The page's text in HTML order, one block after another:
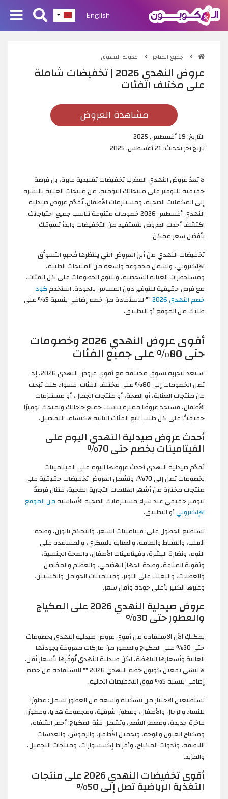
English
جميع المتاجر مدونة التسوق
عروض النهدي 2026 | تخفيضات شاملة
على مختلف الفئات
مشاهدة العروض
التاريخ:19 أغسطس, 2025
تاريخ آخر تحديث:21 أغسطس, 2025
لا تعدّ عروض النهدي المغرب تخفيضات تقليدية عابرة، بل فرصة
حقيقية للتوفير على منتجاتك اليومية، من منتجات العناية بالبشرة
إلى المكملات الصحية، ومستلزمات الأطفال. تُقدّم عروض صيدلية
النهدي أغسطس 2026 خصومات متنوعة تناسب جميع احتياجاتك.
اكتشف أحدث العروض لتستفيد من التخفيضات وابدأ تسوقك
بأفضل سعر ممكن.
تخفيضات النهدي من أبرز العروض التي ينتظرها مُحبو التسوُّق
الإلكتروني، وتشمل مجموعة واسعة من المنتجات الطبية،
ومستحضرات العناية الشخصية، وتتنوع الخصومات على كل الفئات،
مع فرص حقيقية للتوفير دون المساس بالجودة. استخدم كود
خصم النهدي 2026
"
" للاستفادة من خصم إضافي بنسبة 5% على
طلبك من الموقع أو التطبيق.
أقوى عروض النهدي 2026 وخصومات
حتى 80% على جميع الفئات
استعد لتجربة تسوق مختلفة مع أقوى عروض النهدي 2026، إذ
تصل الخصومات إلى 80% على مختلف الفئات. فسواء كنت تبحث
عن منتجات العناية، أو الصحة، أو منتجات الجمال، أو مستلزمات
الأطفال، فستجد عروضًا مميزة تناسب جميع حاجاتك وتمنحك توفيرًا
حقيقيًّا على كل طلب. تابع الفئات التالية لاكتشاف التفاصيل.
أحدث عروض صيدلية النهدي اليوم على
الفيتامينات بخصم حتى 70%
تُقدّم صيدلية النهدي أحدث عروضها اليوم على الفيتامينات
بخصومات تصل إلى 70%، وتشمل العروض تخفيضات حقيقية على
منتجات مختارة من أشهر العلامات التجارية الصحية، فتنال فرصةً
لتوفير حقيقي عند شراء مستلزماتك الصحية الأساسية من الموقع
الإلكترونيأو التطبيق.
تستطيع الحصول على: فيتامينات الشعر، والتحكم بالوزن، وصحة
القلب، والنشاط والطاقة، والعناية بالسكري، والمساعدة على
النوم، ونضارة البشرة، وفيتامينات الأطفال، والصحة الجنسية،
وتقوية المناعة، وصحة الجهاز الهضمي، والعظام والمفاصل
والعضلات، والتغلب على التوتر، وفيتامينات الحوامل والمُسنين،
وغيرها الكثير بأعلى جودة وأقل سعر.
عروض صيدلية النهدي 2026 على المكياج
والعطور حتى 30%
يمكنكِ الآن الاستفادة من أقوى عروض صيدلية النهدي بخصومات
حتى 30% على المكياج والعطور من ماركات معروفة بجودتها
العالية وأسعارها الباهظة، لكن صيدلية النهدي تُوفّرها بأسعار أقل.
لا تنسَي تفعيل كوبون خصم النهدي 2026 "
" للاستفادة من خصم
إضافي بنسبة 5% فوق التخفيضات الحالية.
تستطيعين الاختيار من تشكيلة واسعة من العطور تشمل: عطورًا
للنساء والرجال والأطفال، وعطورًا شرقية، ومجموعة هدايا، وعطورًا
فاخرة جديدة، ومعطر الشعر، وتشمل فئة المكياج: أحمر الشفاه،
ومكياج العيون والوجه، وتجميل الأظفار، والرموش، والعدسات
اللاصقة، وأدوات المكياج، وأقراط إكسسوارات، ومنتجات التجميل،
والمزيد.
أقوى تخفيضات النهدي 2026 على منتجات
التغذية الرياضية تصل إلى 50%